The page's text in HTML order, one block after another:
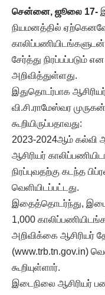
சென்னை, ஜூலை 17-
நியமனத்தில்
சேர்த்து நிரப்பப்படும்
அறிவித்துள்ளது.
இதுதொடர்பாக
வி.சி.ராமேஸ்வர
கூறியிருப்பதாவது:
2023-2024ஆம் கல்வி
ஆசிரியர்
நிரப்புவதற்கு கடந்த
வெளியிடப்பட்டது.
இதைத்தொடர்ந்து,
1,000
அறிவிக்கை ஆசிரியர்
(www.trb.tn.gov.in)
கூறியுள்ளார்.
இடைநிலை ஆசிரியர்